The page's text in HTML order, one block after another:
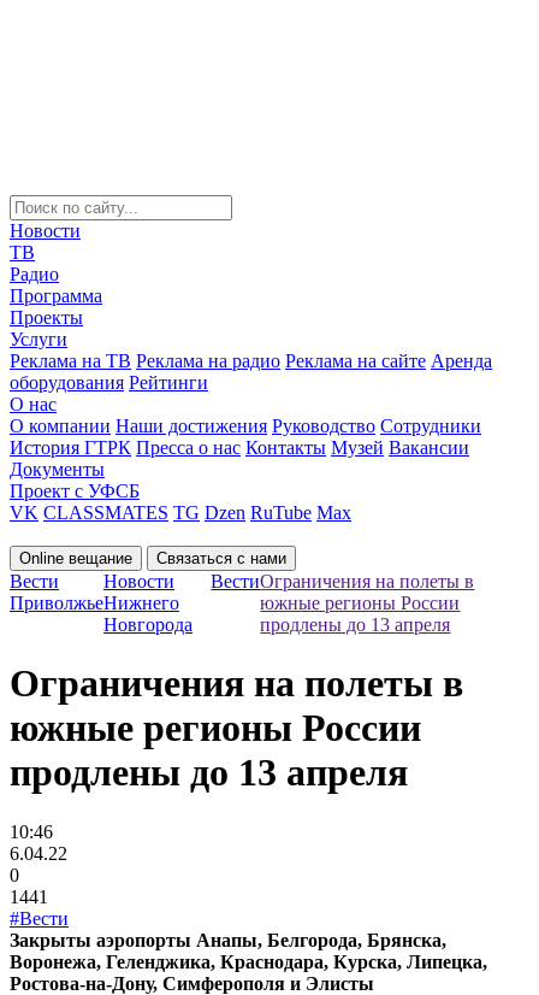
Новости
ТВ
Радио
Программа
Проекты
Услуги
Реклама на ТВ Реклама на радио Реклама на сайте Аренда
оборудования Рейтинги
О нас
О компании Наши достижения Руководство Сотрудники
История ГТРК Пресса о нас Контакты Музей Вакансии
Документы
Проект с УФСБ
VK CLASSMATES TG Dzen RuTube Max
Online вещание Связаться с нами
Вести
Приволжье
Новости
Нижнего
Новгорода
ВестиОграничения на полеты в
южные регионы России
продлены до 13 апреля
Ограничения на полеты в
южные регионы России
продлены до 13 апреля
10:46
6.04.22
0
1441
#Вести
Закрыты аэропорты Анапы, Белгорода, Брянска,
Воронежа, Геленджика, Краснодара, Курска, Липецка,
Ростова-на-Дону, Симферополя и Элисты